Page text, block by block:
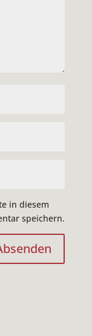
in diesem
speichern.